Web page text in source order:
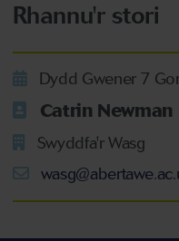
Rhannu'r stori
Dydd Gwener 7
Catrin Newman
Swyddfa'r Wasg